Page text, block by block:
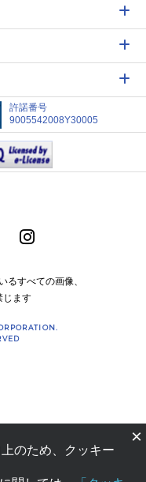
許諾番号
9005542008Y30005
るすべての画像、
じます
×
のため、クッキー